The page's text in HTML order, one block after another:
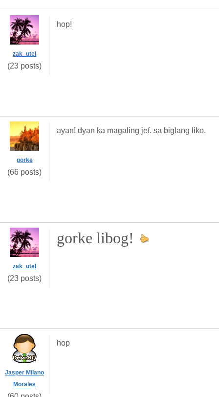
zak_utel
(23 posts)
hop!
gorke
(66 posts)
ayan! dyan ka magaling jef. sa biglang liko.
zak_utel
(23 posts)
gorke libog!
Jasper Milano
Morales
hop